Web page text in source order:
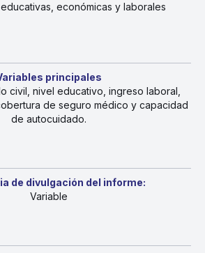
económicas y laborales
principales
civil, nivel educativo, ingreso laboral,
de seguro médico y capacidad
de autocuidado.
de divulgación del informe:
Variable